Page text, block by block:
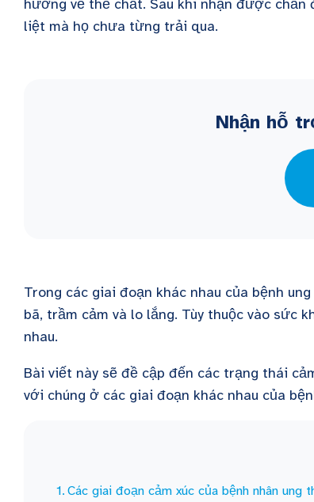
hưởng về thể chất. Sau khi nhận được
liệt mà họ chưa từng trải qua.
Nhận hỗ
Trong các giai đoạn khác nhau của bệnh
bã, trầm cảm và lo lắng. Tùy thuộc vào sức
nhau.
Bài viết này sẽ đề cập đến các trạng thái
với chúng ở các giai đoạn khác nhau của
Các giai đoạn cảm xúc của bệnh nhân ung